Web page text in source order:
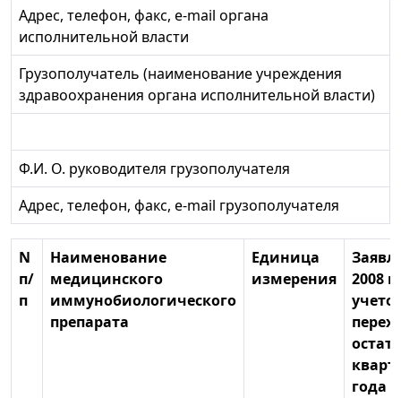
Адрес, телефон, факс, e-mail органа
исполнительной власти
Грузополучатель (наименование учреждения
здравоохранения органа исполнительной власти)
Ф.И. О. руководителя грузополучателя
Адрес, телефон, факс, e-mail грузополучателя
N
п/
п
Наименование
медицинского
иммунобиологического
препарата
Единица
измерения
2008
года